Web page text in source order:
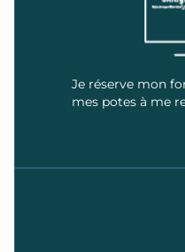
Je réserve mon
mes potes à me